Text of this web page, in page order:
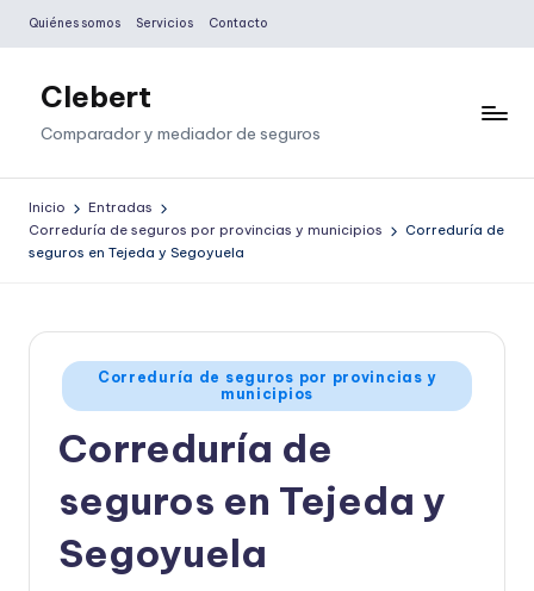
Saltar
contenido
Quiénes somos Servicios Contacto
Clebert
Comparador y mediador de seguros
Inicio
Entradas
Correduría de seguros por provincias y municipios
Correduría de
seguros en Tejeda y Segoyuela
Publicado
en
Correduría de seguros por provincias y
municipios
Correduría de
seguros en Tejeda y
Segoyuela